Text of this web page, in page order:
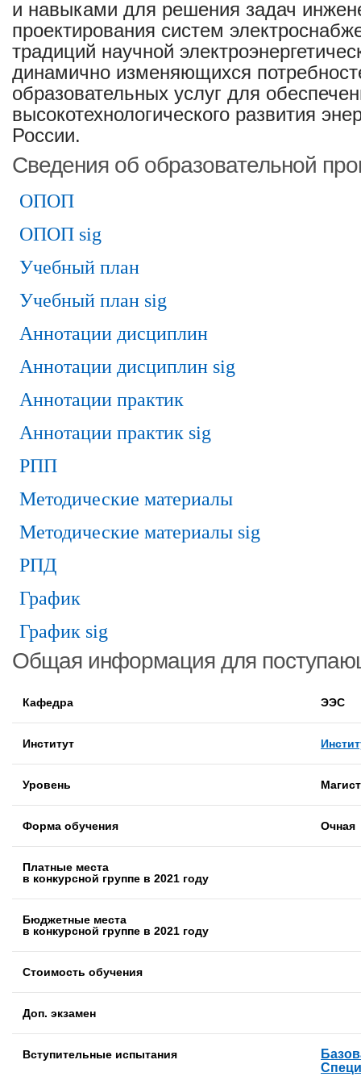
и навыками для решения задач
проектирования систем
традиций научной
динамично изменяющихся
образовательных услуг для
высокотехнологического развития
России.
Сведения об образовательной
ОПОП
ОПОП sig
Учебный план
Учебный план sig
Аннотации дисциплин
Аннотации дисциплин sig
Аннотации практик
Аннотации практик sig
РПП
Методические материалы
Методические материалы sig
РПД
График
График sig
Общая информация для
Кафедра ЭЭС
Институт
Уровень
Форма обучения Очная
Платные места
в конкурсной группе в 2021 году
Бюджетные места
в конкурсной группе в 2021 году
Стоимость обучения
Доп. экзамен
Вступительные испытания